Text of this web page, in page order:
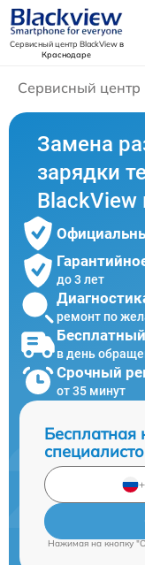
Сервисный центр BlackViewв
Краснодаре
Сервисный центр
Замена
зарядки
BlackView
до 3 лет
ремонт по
в день
Срочный
от 35 минут
Бесплатная
Нажимая на кнопку